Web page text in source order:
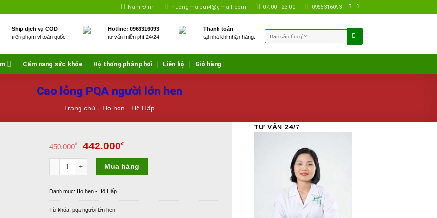
Nam Định huongmaibui4@gmail.com 07:00 - 23:00 0966316093
Ship dịch vụ COD
trên phạm vi toàn quốc
Hotline: 0966316093
tư vấn miễn phí 24/24
Thanh toán
tại nhà khi nhận hàng.
Tìm
kiếm:
Cẩm nang sức khỏe Hệ thống phân phối Liên hệ Giỏ hàng
Cao lỏng PQA người lớn hen
Trang chủ / Ho hen - Hô Hấp
TƯ VẤN 24/7
450.000₫ 442.000₫
Cao lỏng PQA người lớn hen số lượng
Mua hàng
Danh mục: Ho hen - Hô Hấp
Từ khóa: pqa người lớn hen